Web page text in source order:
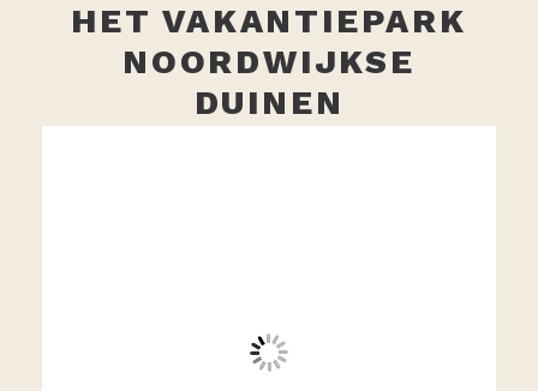
HET VAKANTIEPARK
NOORDWIJKSE
DUINEN